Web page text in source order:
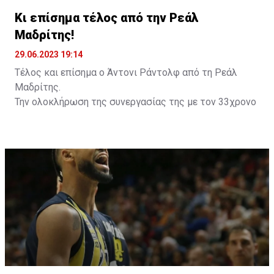
Κι επίσημα τέλος από την Ρεάλ
Μαδρίτης!
29.06.2023 19:14
Τέλος και επίσημα ο Άντονι Ράντολφ από τη Ρεάλ
Μαδρίτης.
Την ολοκλήρωση της συνεργασίας της με τον 33χρονο
υποδειγματική συμπεριφορά από την πλευρά του
Ο Αμερικανός άσος μετακινήθηκε το 2016 στη
Μαδρίτη έπειτα από μία εξαιρετική διετία στη Ρωσία
με τη Λοκομοτίβ Κουμπάν και κατέκτησε 12 τίτλους
(2 Ευρωλίγκες, 3 πρωταθλήματα, 2 Κύπελλα, 5 Σούπερ
Καπ Ισπανίας) σε 7 σεζόν.
Πάντως, τα τελευταία χρόνια δεν είχε πολύ χρόνο
συμμετοχής, καθώς ταλαιπωρήθηκε από σοβαρούς